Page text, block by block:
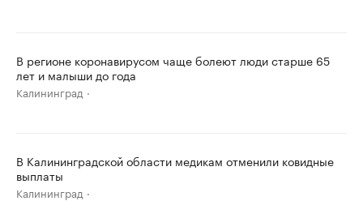
В регионе коронавирусом чаще болеют люди старше 65
лет и малыши до года
Калининград
В Калининградской области медикам отменили ковидные
выплаты
Калининград